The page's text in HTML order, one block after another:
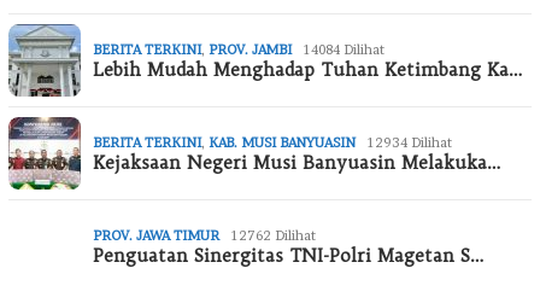
BERITA TERKINI, PROV. JAMBI 14084 Dilihat
Lebih Mudah Menghadap Tuhan Ketimbang Ka…
BERITA TERKINI, KAB. MUSI BANYUASIN 12934 Dilihat
Kejaksaan Negeri Musi Banyuasin Melakuka…
PROV. JAWA TIMUR 12762 Dilihat
Penguatan Sinergitas TNI-Polri Magetan S…